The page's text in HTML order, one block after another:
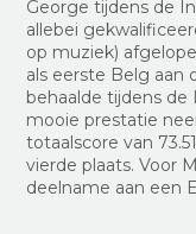
George tijdens de
allebei
op muziek)
als eerste Belg aan
behaalde tijdens de
mooie prestatie
totaalscore van
vierde plaats. Voor
deelname aan een